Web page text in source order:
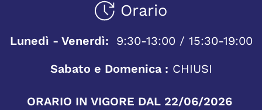
Orario
Lunedì - Venerdì:
9:30-13:00 / 15:30-19:00
Sabato e Domenica : CHIUSI
ORARIO IN VIGORE DAL 22/06/2026